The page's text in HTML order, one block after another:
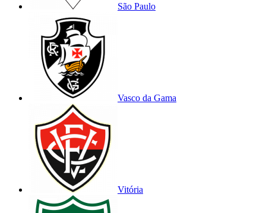
São Paulo
Vasco da Gama
Vitória